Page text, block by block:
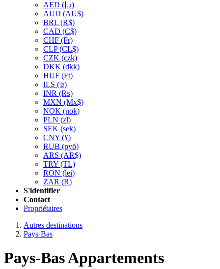
AED
(د.إ)
AUD (AU$)
BRL (R$)
CAD (C$)
CHF (Fr)
CLP(CL$)
CZK (czk)
DKK (dkk)
HUF (Ft)
ILS (₪)
INR (₨)
MXN (Mx$)
NOK (nok)
PLN (zl)
SEK (sek)
CNY (¥)
RUB (руб)
ARS (AR$)
TRY (TL)
RON (lei)
ZAR (R)
S'identifier
Contact
Propriétaires
Autres destinations
Pays-Bas
Pays-Bas Appartements